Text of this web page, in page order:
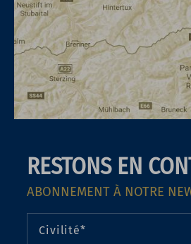
RESTONS EN
ABONNEMENT À NOTRE